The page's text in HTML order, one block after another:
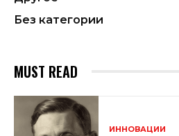
Без категории
MUST READ
ИННОВАЦИИ